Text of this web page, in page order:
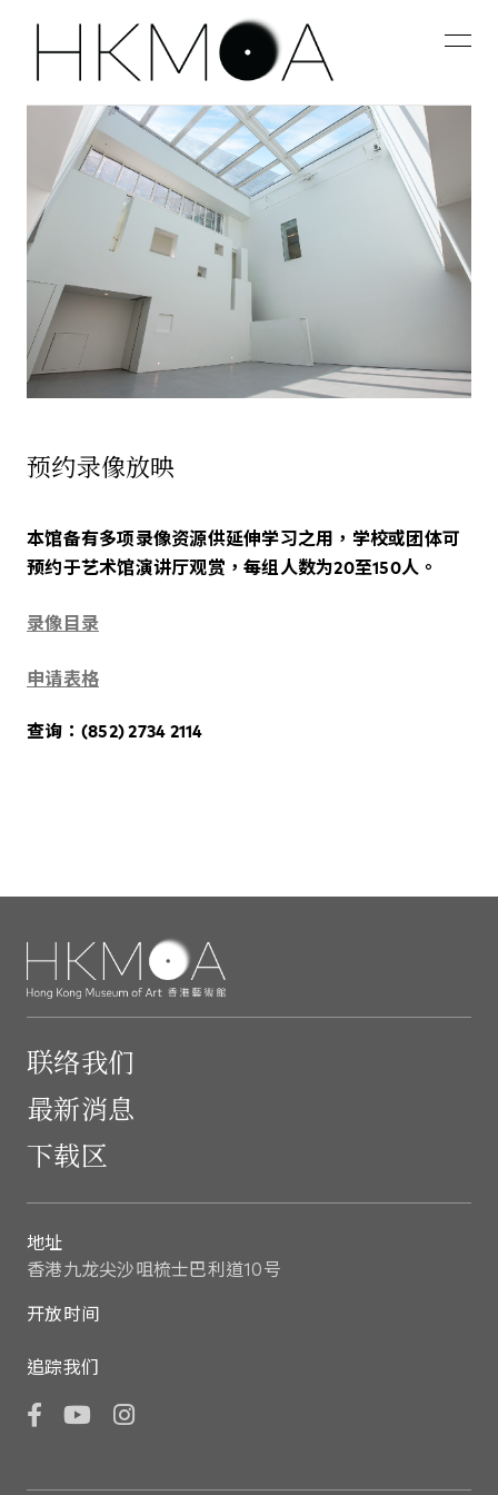
预约录像放映
本馆备有多项录像资源供延伸学习之用，学校或团体可
预约于艺术馆演讲厅观赏，每组人数为20至150人。
录像目录
申请表格
查询：(852) 2734 2114
联络我们
最新消息
下载区
地址
香港九龙尖沙咀梳士巴利道10号
开放时间
追踪我们
FacebookYouTube
Instagram